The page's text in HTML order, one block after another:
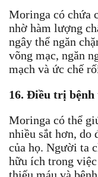
Moringa có chứa
nhờ hàm lượng
ngây thể ngăn
võng mạc, ngăn
mạch và ức chế
16. Điều trị bệnh
Moringa có thể
nhiều sắt hơn, do
của họ. Người ta
hữu ích trong